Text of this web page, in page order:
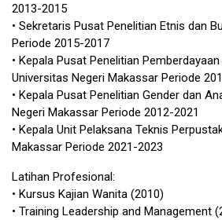
2013-2015
• Sekretaris Pusat Penelitian Etnis dan
Periode 2015-2017
• Kepala Pusat Penelitian
Universitas Negeri Makassar Periode
• Kepala Pusat Penelitian Gender dan
Negeri Makassar Periode 2012-2021
• Kepala Unit Pelaksana Teknis
Makassar Periode 2021-2023
Latihan Profesional:
• Kursus Kajian Wanita (2010)
• Training Leadership and Management